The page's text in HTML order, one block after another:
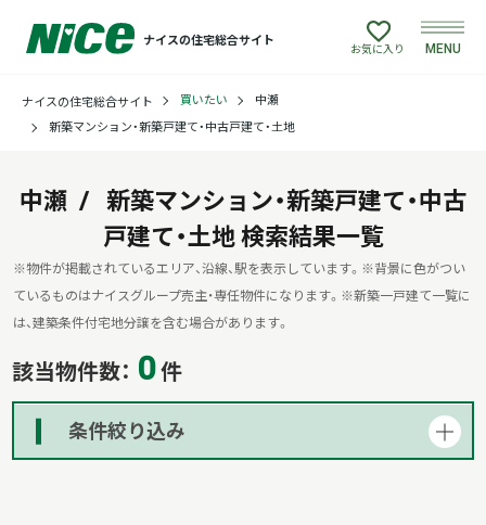
ナイスの住宅総合サイト
買いたい
建てたい
リフォームしたい
お気に入り MENU
ナイスの住宅総合サイト 買いたい
中瀬
新築マンション・新築戸建て・中古戸建て・土地
中瀬
新築マンション・新築戸建て・中古
戸建て・土地検索結果一覧
※物件が掲載されているエリア、沿線、駅を表示しています。 ※背景に色がつい
ているものはナイスグループ売主・専任物件になります。 ※新築一戸建て一覧に
は、建築条件付宅地分譲を含む場合があります。
該当物件数： 0 件
条件絞り込み